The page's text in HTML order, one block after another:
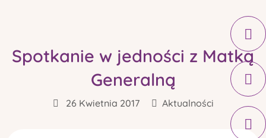
Spotkanie w jedności z Matką
Generalną
26 Kwietnia 2017 Aktualności